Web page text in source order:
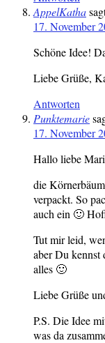
AppelKatha
17. November
Schöne Idee!
Liebe Grüße,
Antworten
Punktemarie
17. November
Hallo liebe
die
verpackt. So
auch ein 🙂
Tut mir leid,
aber Du
alles 🙂
Liebe Grüße
P.S. Die Idee
was da